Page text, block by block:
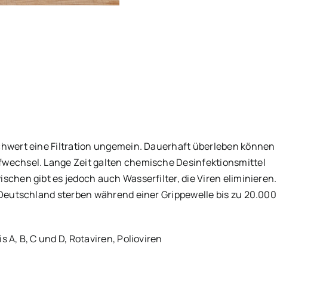
eine Filtration ungemein. Dauerhaft überleben können
Lange Zeit galten chemische Desinfektionsmittel
gibt es jedoch auch Wasserfilter, die Viren eliminieren.
sterben während einer Grippewelle bis zu 20.000
B, C und D, Rotaviren, Polioviren